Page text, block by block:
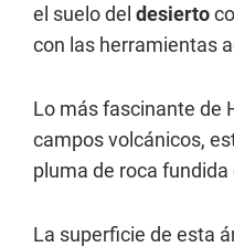
el suelo del desierto
con las herramientas
Lo más fascinante de
campos volcánicos,
pluma de roca
La superficie de esta